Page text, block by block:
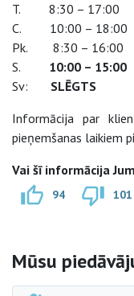
T. 8:30 – 17:00
C. 10:00 – 18:00
Pk. 8:30 – 16:00
S. 10:00 – 15:00
Sv: SLĒGTS
Informācija par
pieņemšanas laikiem
Vai šī informācija
94 101
Sāna
Mūsu